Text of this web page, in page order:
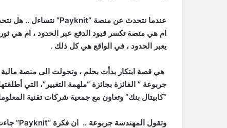
عندما نتحدث عن منصة “Payknit” نتساءل .. هل
ام هي منصة تكسر قيود الدفع عبر الحدود ، ام هي
يعبر الحدود ، في الواقع هي كل ذلك .
هي قصة ابتكار بدأت بحلم ، وتحولت الى منصة
جربوعة ” الفائزة بجائزة “ملهمة التغيير”، التي
“كابيتال بنك” وتعاون مع جمعية شركات تقنية
وتقول المهندسة جربوعة .. ان فكرة “Payknit
”